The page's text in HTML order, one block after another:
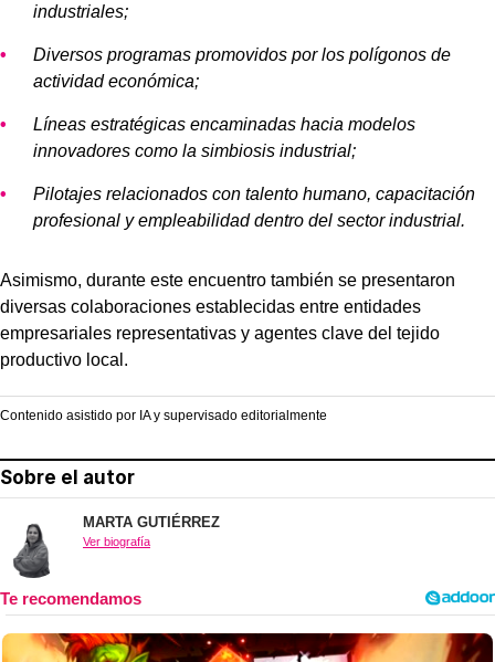
industriales;
Diversos programas promovidos por los polígonos de
actividad económica;
Líneas estratégicas encaminadas hacia modelos
innovadores como la simbiosis industrial;
Pilotajes relacionados con talento humano, capacitación
profesional y empleabilidad dentro del sector industrial.
Asimismo, durante este encuentro también se presentaron
diversas colaboraciones establecidas entre entidades
empresariales representativas y agentes clave del tejido
productivo local.
Contenido asistido por IA y supervisado editorialmente
Sobre el autor
MARTA GUTIÉRREZ
Ver biografía